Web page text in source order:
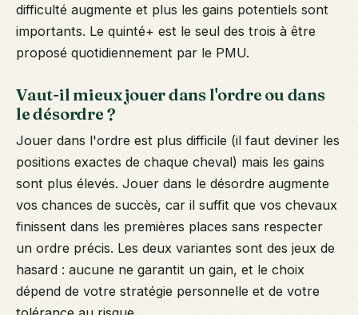
difficulté augmente et plus les gains potentiels sont
importants. Le quinté+ est le seul des trois à être
proposé quotidiennement par le PMU.
Vaut-il mieux jouer dans l'ordre ou dans
le désordre ?
Jouer dans l'ordre est plus difficile (il faut deviner les
positions exactes de chaque cheval) mais les gains
sont plus élevés. Jouer dans le désordre augmente
vos chances de succès, car il suffit que vos chevaux
finissent dans les premières places sans respecter
un ordre précis. Les deux variantes sont des jeux de
hasard : aucune ne garantit un gain, et le choix
dépend de votre stratégie personnelle et de votre